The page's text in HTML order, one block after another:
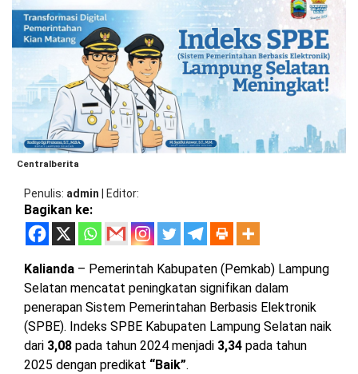
TANGGAMUS
PRINGSEWU
LAMPUNG
SELATAN
TENGAH
LAMPUNG
BARAT
LAMPUNG
LAMPUNG
UTARA
DPRD
METRO
DPRD
PESAWARAN
DPRD
TANGGAMUS
DPRD
PRINGSEWU
DPRD
LAMSEL
DPRD
LAMTENG
DPRD
JAWAB
BARAT
JAKARTA
Centralberita
Penulis admin Editor
Bagikan ke:
Kalianda – Pemerintah Kabupaten (Pemkab) Lampung
Selatan mencatat peningkatan signifikan dalam
penerapan Sistem Pemerintahan Berbasis Elektronik
(SPBE). Indeks SPBE Kabupaten Lampung Selatan naik
dari 3,08 pada tahun 2024 menjadi 3,34 pada tahun
2025 dengan predikat “Baik”.